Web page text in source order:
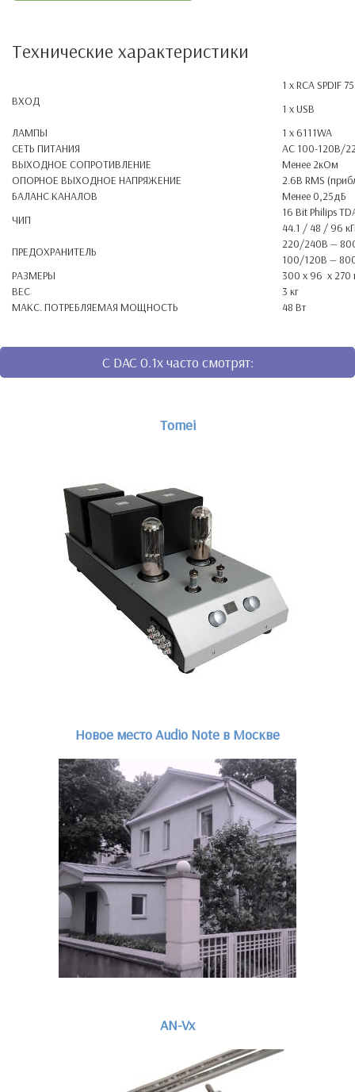
Технические характеристики
ВХОД
1 х RCA SPDIF
1 x USB
ЛАМПЫ
1 x 6111WA
СЕТЬ ПИТАНИЯ
AC 100-120В/
ВЫХОДНОЕ СОПРОТИВЛЕНИЕ
Менее 2кОм
ОПОРНОЕ ВЫХОДНОЕ НАПРЯЖЕНИЕ
2.6В RMS
БАЛАНС КАНАЛОВ
Менее 0,25дБ
ЧИП
16 Bit Philips
44.1 / 48 / 96
ПРЕДОХРАНИТЕЛЬ
220/240В —
100/120В —
РАЗМЕРЫ
300 x 96 x 270
ВЕС
3 кг
МАКС. ПОТРЕБЛЯЕМАЯ МОЩНОСТЬ
48 Вт
C DAC 0.1x часто смотрят:
Tomei
Новое место Audio Note в Москве
AN-Vx